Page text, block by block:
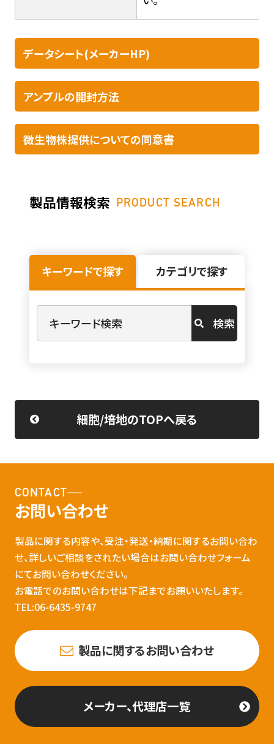
データシート(メーカーHP)
アンプルの開封方法​
微生物株提供についての同意書
製品情報検索 PRODUCT SEARCH
キーワードで探す カテゴリで探す
検索
細胞/培地のTOPへ戻る
CONTACT
お問い合わせ
製品に関する内容や、受注・発送・納期に関するお問い合わ
せ、詳しいご相談をされたい場合はお問い合わせフォーム
にてお問い合わせください。
お電話でのお問い合わせは下記までお願いいたします。
TEL:06-6435-9747
製品に関するお問い合わせ
メーカー、代理店一覧